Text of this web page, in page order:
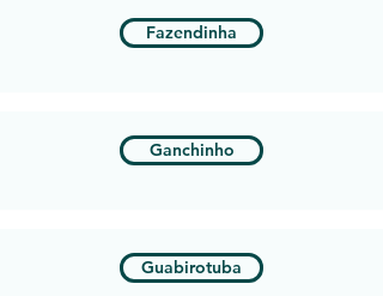
Fazendinha
Ganchinho
Guabirotuba